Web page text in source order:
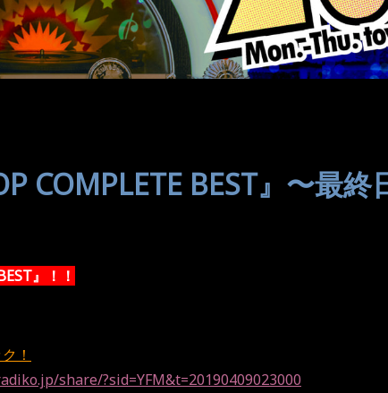
COMPLETE BEST』〜最終
』！！
！
share/?sid=YFM&t=20190409023000